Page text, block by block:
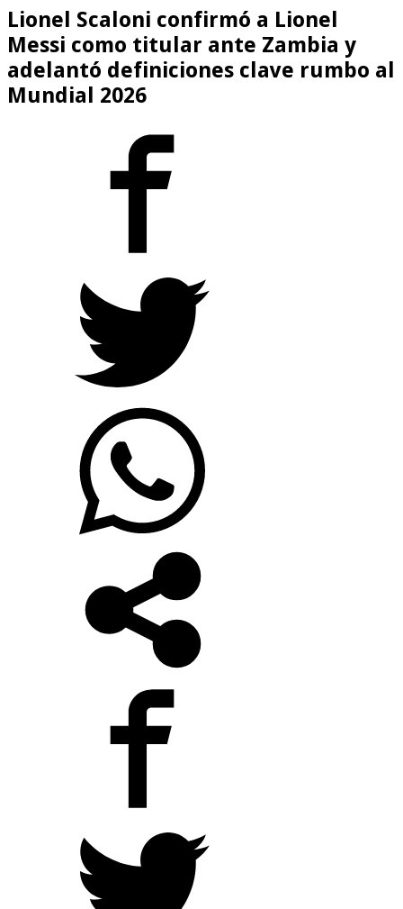
Lionel Scaloni confirmó a Lionel
Messi como titular ante Zambia y
adelantó definiciones clave rumbo al
Mundial 2026